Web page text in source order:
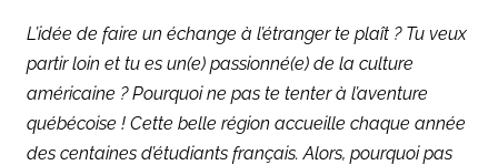
L’idée de faire un échange à l’étranger te plaît ? Tu veux
partir loin et tu es un(e) passionné(e) de la culture
américaine ? Pourquoi ne pas te tenter à l’aventure
québécoise ! Cette belle région accueille chaque année
des centaines d’étudiants français. Alors, pourquoi pas